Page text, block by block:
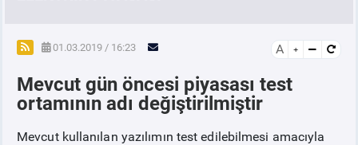
SPOT ELEKTRİK PİYASALARI
ÖRNEK FİNANS BELGELERİ
VADELİ ELEKTRİK PİYASASI
01.03.2019 / 16:23 A
Mevcut gün öncesi piyasası test
ortamının adı değiştirilmiştir
Mevcut kullanılan yazılımın test edilebilmesi amacıyla